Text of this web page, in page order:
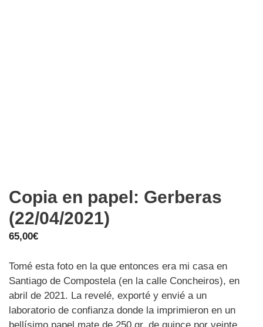
Copia en papel: Gerberas
(22/04/2021)
65,00€
Tomé esta foto en la que entonces era mi casa en
Santiago de Compostela (en la calle Concheiros), en
abril de 2021. La revelé, exporté y envié a un
laboratorio de confianza donde la imprimieron en un
bellísimo papel mate de 250 gr. de quince por veinte